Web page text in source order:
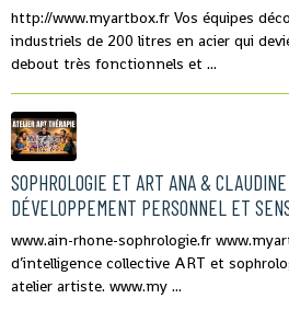
http://www.myartbox.fr Vos équipes
industriels de 200 litres en acier qui
debout très fonctionnels et ...
SOPHROLOGIE ET ART ANA &
DÉVELOPPEMENT PERSONNEL ET
www.ain-rhone-sophrologie.fr
d’intelligence collective ART et
atelier artiste. www.my ...